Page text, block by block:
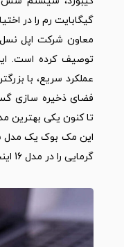
گیگابایت رم را در
توصیف کرده است.
عملکرد سریع، با
فضای ذخیره سازی
تا کنون یکی
این مک بوک یک مدل
گرمایی را در مدل 16 اینچی بهبود بخشیده است.